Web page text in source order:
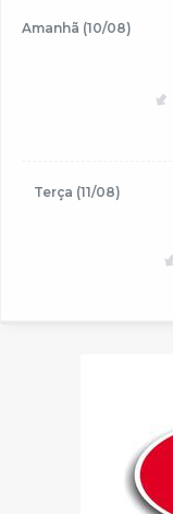
Amanhã (10/08)
Terça (11/08)